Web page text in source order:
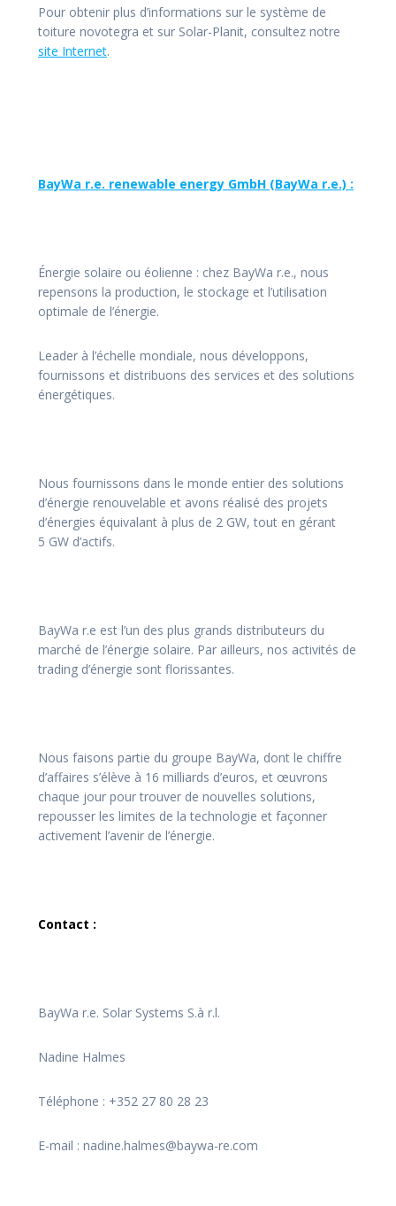
Pour obtenir plus d’informations sur le système de
toiture novotegra et sur Solar-Planit, consultez notre
site Internet.
BayWa r.e. renewable energy GmbH (BayWa r.e.) :
Énergie solaire ou éolienne : chez BayWa r.e., nous
repensons la production, le stockage et l’utilisation
optimale de l’énergie.
Leader à l’échelle mondiale, nous développons,
fournissons et distribuons des services et des solutions
énergétiques.
Nous fournissons dans le monde entier des solutions
d’énergie renouvelable et avons réalisé des projets
d’énergies équivalant à plus de 2 GW, tout en gérant
5 GW d’actifs.
BayWa r.e est l’un des plus grands distributeurs du
marché de l’énergie solaire. Par ailleurs, nos activités de
trading d’énergie sont florissantes.
Nous faisons partie du groupe BayWa, dont le chiffre
d’affaires s’élève à 16 milliards d’euros, et œuvrons
chaque jour pour trouver de nouvelles solutions,
repousser les limites de la technologie et façonner
activement l’avenir de l’énergie.
Contact :
BayWa r.e. Solar Systems S.à r.l.
Nadine Halmes
Téléphone : +352 27 80 28 23
E-mail : nadine.halmes@baywa-re.com